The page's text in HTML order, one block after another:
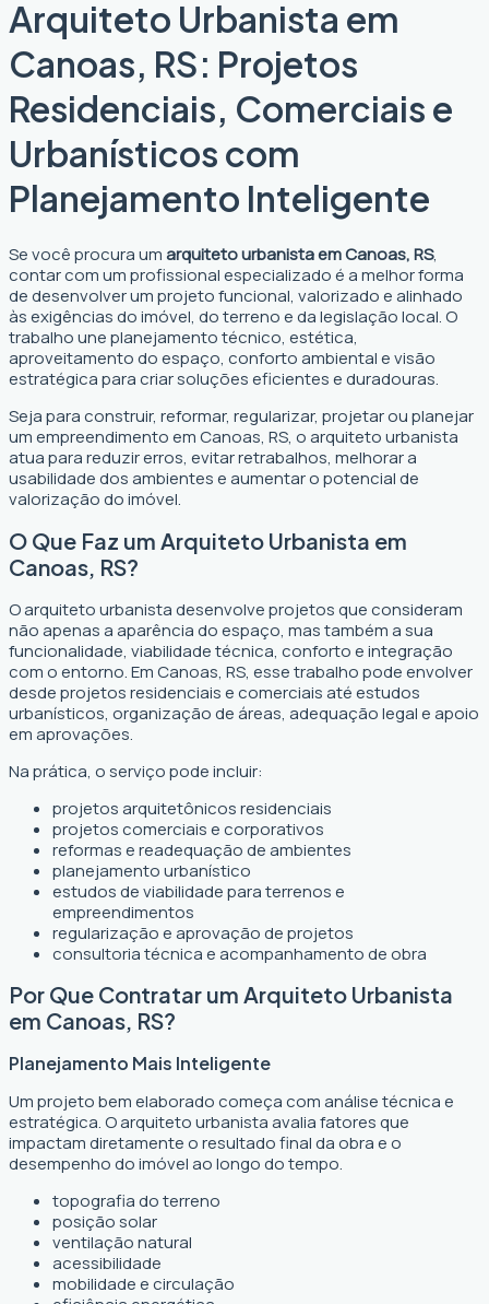
Arquiteto Urbanista em
Canoas, RS: Projetos
Residenciais, Comerciais e
Urbanísticos com
Planejamento Inteligente
Se você procura umarquiteto urbanista em Canoas, RS,
contar com um profissional especializado é a melhor forma
de desenvolver um projeto funcional, valorizado e alinhado
às exigências do imóvel, do terreno e da legislação local. O
trabalho une planejamento técnico, estética,
aproveitamento do espaço, conforto ambiental e visão
estratégica para criar soluções eficientes e duradouras.
Seja para construir, reformar, regularizar, projetar ou planejar
um empreendimento em Canoas, RS, o arquiteto urbanista
atua para reduzir erros, evitar retrabalhos, melhorar a
usabilidade dos ambientes e aumentar o potencial de
valorização do imóvel.
O Que Faz um Arquiteto Urbanista em
Canoas, RS?
O arquiteto urbanista desenvolve projetos que consideram
não apenas a aparência do espaço, mas também a sua
funcionalidade, viabilidade técnica, conforto e integração
com o entorno. Em Canoas, RS, esse trabalho pode envolver
desde projetos residenciais e comerciais até estudos
urbanísticos, organização de áreas, adequação legal e apoio
em aprovações.
Na prática, o serviço pode incluir:
projetos arquitetônicos residenciais
projetos comerciais e corporativos
reformas e readequação de ambientes
planejamento urbanístico
estudos de viabilidade para terrenos e
empreendimentos
regularização e aprovação de projetos
consultoria técnica e acompanhamento de obra
Por Que Contratar um Arquiteto Urbanista
em Canoas, RS?
Planejamento Mais Inteligente
Um projeto bem elaborado começa com análise técnica e
estratégica. O arquiteto urbanista avalia fatores que
impactam diretamente o resultado final da obra e o
desempenho do imóvel ao longo do tempo.
topografia do terreno
posição solar
ventilação natural
acessibilidade
mobilidade e circulação